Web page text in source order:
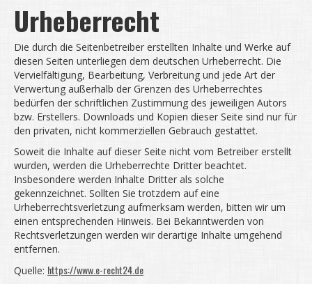
Urheberrecht
Die durch die Seitenbetreiber erstellten Inhalte und Werke auf
diesen Seiten unterliegen dem deutschen Urheberrecht. Die
Vervielfältigung, Bearbeitung, Verbreitung und jede Art der
Verwertung außerhalb der Grenzen des Urheberrechtes
bedürfen der schriftlichen Zustimmung des jeweiligen Autors
bzw. Erstellers. Downloads und Kopien dieser Seite sind nur für
den privaten, nicht kommerziellen Gebrauch gestattet.
Soweit die Inhalte auf dieser Seite nicht vom Betreiber erstellt
wurden, werden die Urheberrechte Dritter beachtet.
Insbesondere werden Inhalte Dritter als solche
gekennzeichnet. Sollten Sie trotzdem auf eine
Urheberrechtsverletzung aufmerksam werden, bitten wir um
einen entsprechenden Hinweis. Bei Bekanntwerden von
Rechtsverletzungen werden wir derartige Inhalte umgehend
entfernen.
Quelle: https://www.e-recht24.de